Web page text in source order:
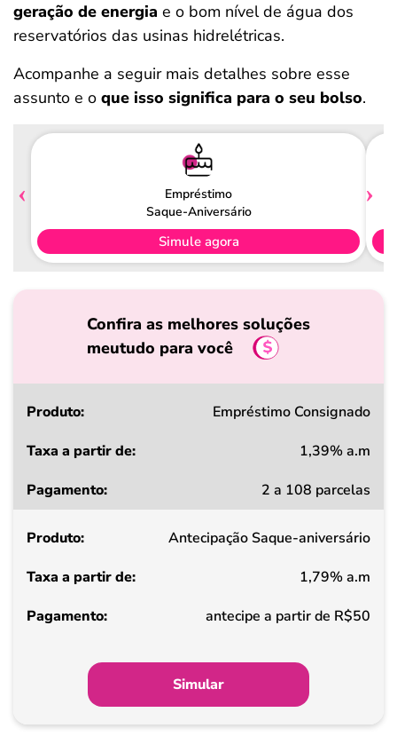
geração de energia e o bom nível de água dos
reservatórios das usinas hidrelétricas.
Acompanhe a seguir mais detalhes sobre esse
assunto e o que isso significa para o seu bolso.
Empréstimo
Saque-Aniversário
Simule agora
Confira as melhores soluções
meutudo para você
Produto
a
de
Pagamento
Empréstimo Consignado
1,39% a.m
2 a 108 parcelas
Antecipação Saque-aniversário
1,79% a.m
antecipe a partir de R$50
Simular